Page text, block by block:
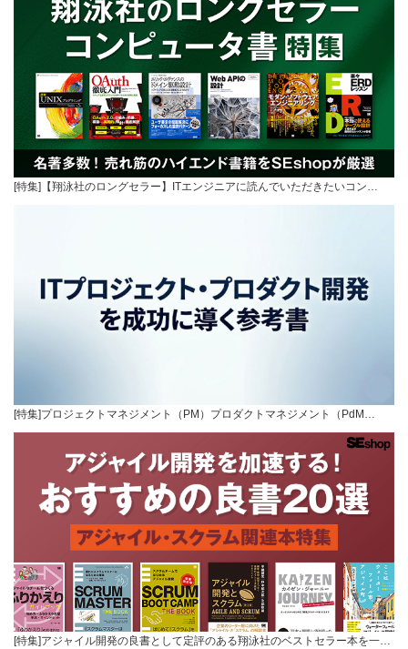
[特集]【翔泳社のロングセラー】ITエンジニアに読んでいただきたいコン…
[特集]プロジェクトマネジメント（PM）プロダクトマネジメント（PdM…
[特集]アジャイル開発の良書として定評のある翔泳社のベストセラー本を一…